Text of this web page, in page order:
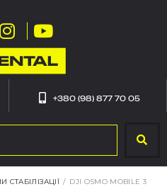
+380 (98) 877 70 05
СТАБІЛІЗАЦІЇ / DJI OSMO MOBILE 3